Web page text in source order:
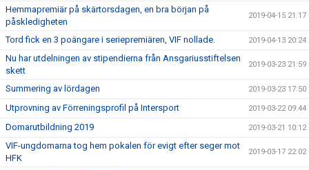
Hemmapremiär på skärtorsdagen, en bra början på
påskledigheten
2019-04-15 21:17
Tord fick en 3 poängare i seriepremiären, VIF nollade. 2019-04-13 20:24
Nu har utdelningen av stipendierna från Ansgariusstiftelsen
skett
2019-03-23 21:59
Summering av lördagen 2019-03-23 17:50
Utprovning av Förreningsprofil på Intersport 2019-03-22 09:44
Domarutbildning 2019 2019-03-21 10:12
VIF-ungdomarna tog hem pokalen för evigt efter seger mot
HFK
2019-03-17 22:02